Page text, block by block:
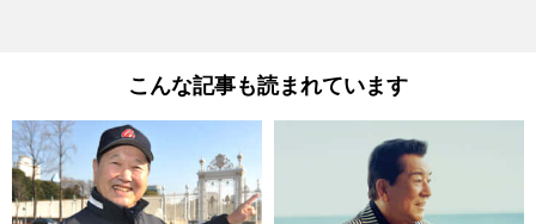
こんな記事も読まれています